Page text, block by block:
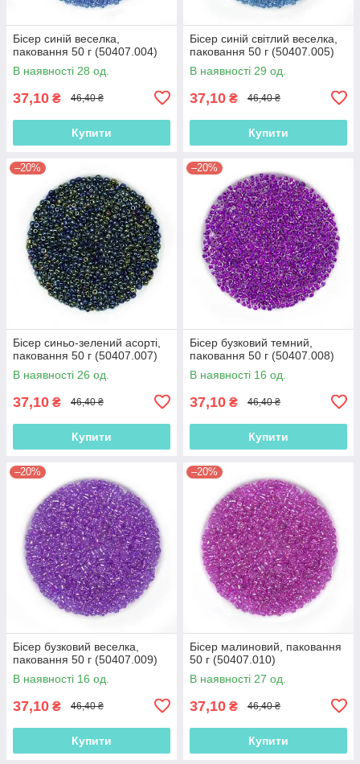
Бісер синій веселка,
паковання 50 г (50407.004)
В наявності 28 од.
37,10 ₴ 46,40 ₴
Купити
Бісер синій світлий веселка,
паковання 50 г (50407.005)
В наявності 29 од.
37,10 ₴ 46,40 ₴
Купити
–20%
Бісер синьо-зелений асорті,
паковання 50 г (50407.007)
В наявності 26 од.
37,10 ₴ 46,40 ₴
Купити
–20%
Бісер бузковий темний,
паковання 50 г (50407.008)
В наявності 16 од.
37,10 ₴ 46,40 ₴
Купити
–20%
Бісер бузковий веселка,
паковання 50 г (50407.009)
В наявності 16 од.
37,10 ₴ 46,40 ₴
Купити
–20%
Бісер малиновий, паковання
50 г (50407.010)
В наявності 27 од.
37,10 ₴ 46,40 ₴
Купити